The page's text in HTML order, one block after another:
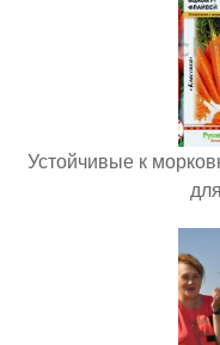
Устойчивые к